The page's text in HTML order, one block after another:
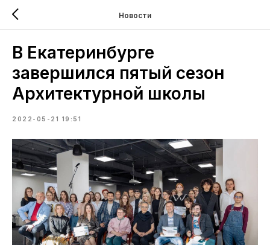
Новости
В Екатеринбурге
завершился пятый сезон
Архитектурной школы
2022-05-21 19:51